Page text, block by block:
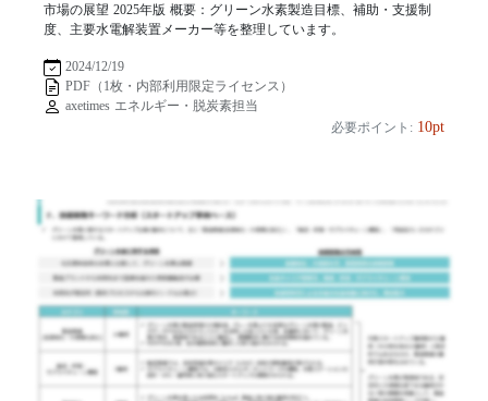
市場の展望 2025年版 概要：グリーン水素製造目標、補助・支援制
度、主要水電解装置メーカー等を整理しています。
2024/12/19
PDF（1枚・内部利用限定ライセンス）
axetimes エネルギー・脱炭素担当
必要ポイント: 10pt